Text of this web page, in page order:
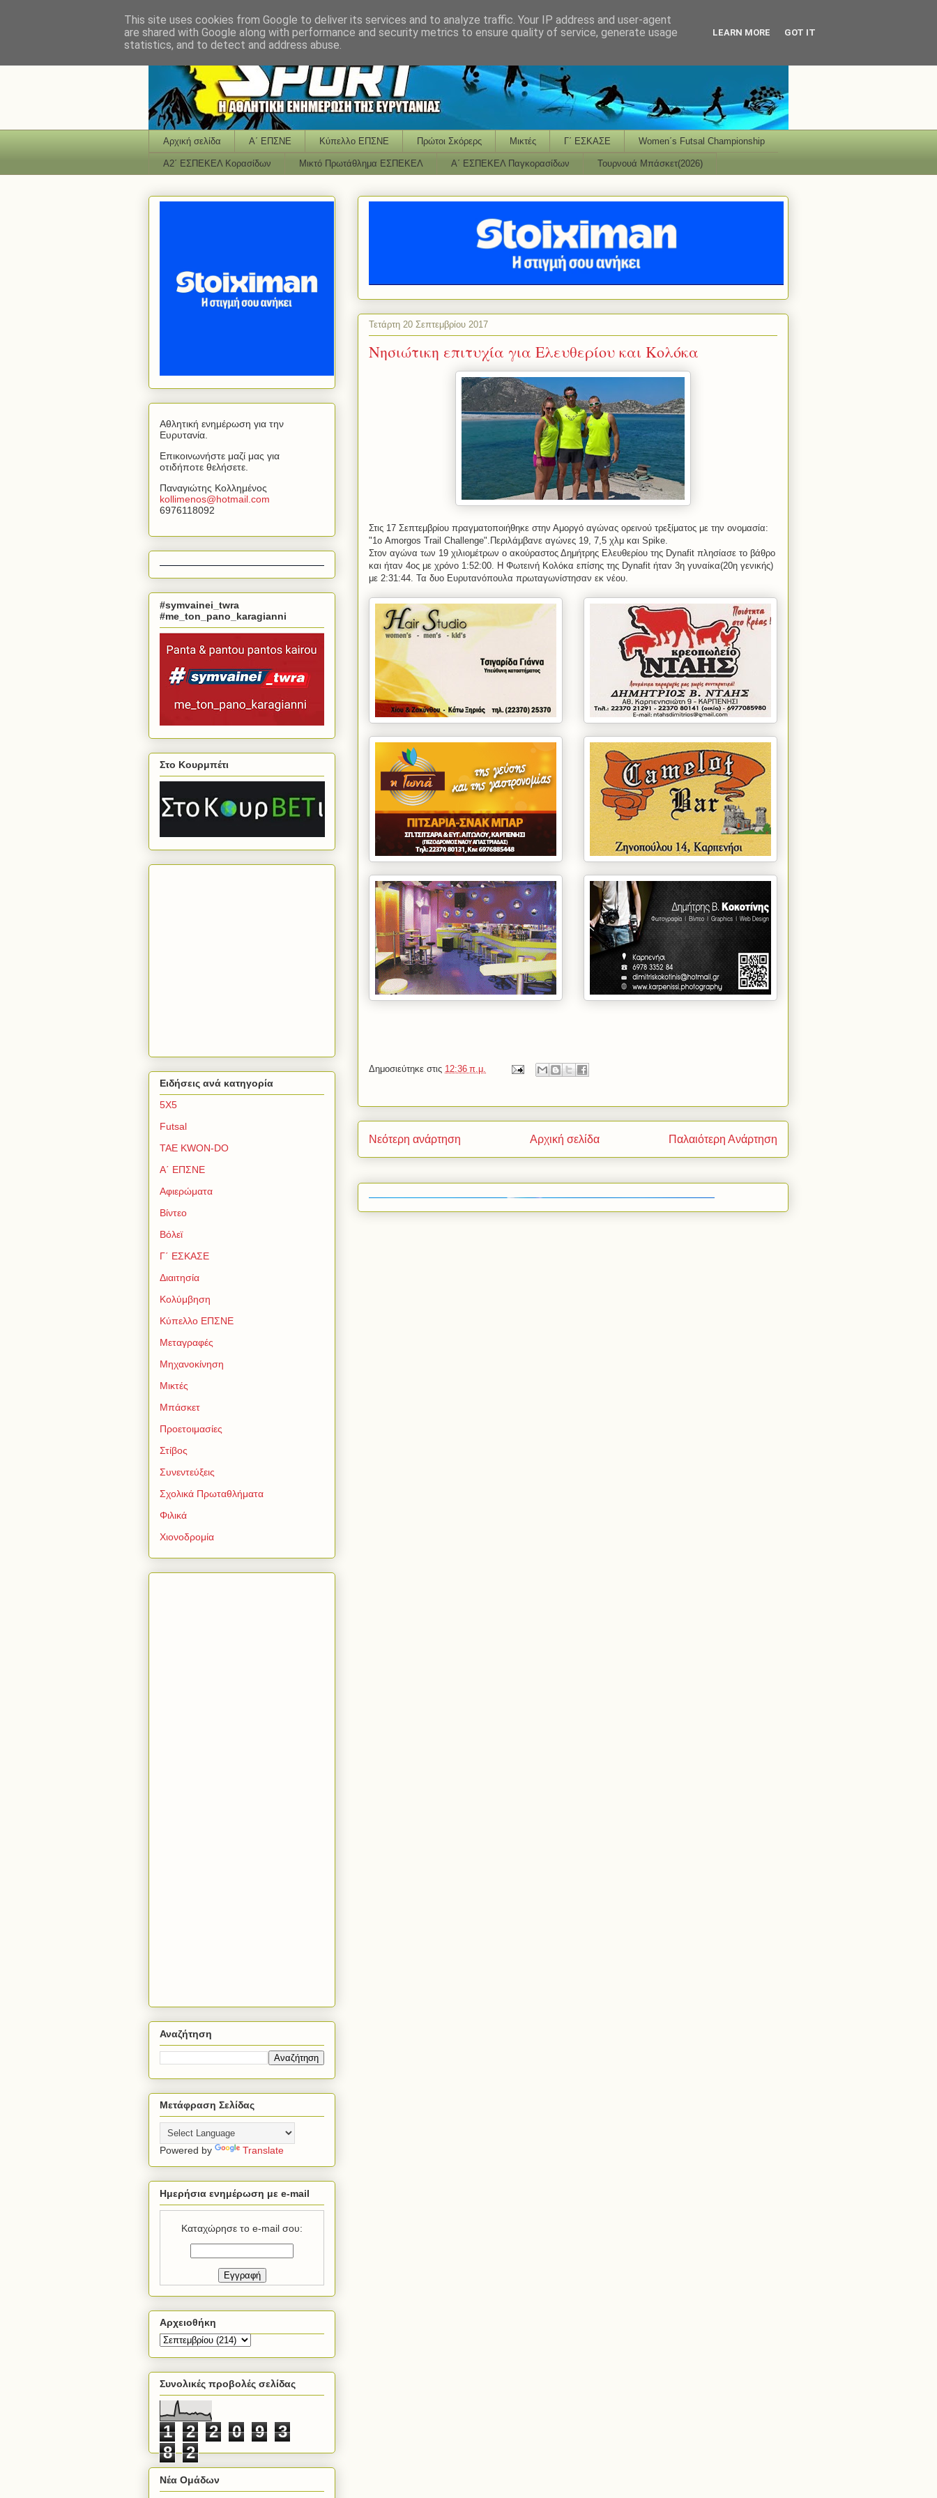
Αρχική σελίδα Α΄ ΕΠΣΝΕ Κύπελλο ΕΠΣΝΕ Πρώτοι Σκόρερς Μικτές Γ΄ ΕΣΚΑΣΕ Women΄s Futsal Championship
Α2΄ ΕΣΠΕΚΕΛ Κορασίδων Μικτό Πρωτάθλημα ΕΣΠΕΚΕΛ Α΄ ΕΣΠΕΚΕΛ Παγκορασίδων Τουρνουά Μπάσκετ(2026)
Τετάρτη 20 Σεπτεμβρίου 2017
Νησιώτικη επιτυχία για Ελευθερίου και Κολόκα
Στις 17 Σεπτεμβρίου πραγματοποιήθηκε στην Αμοργό αγώνας ορεινού τρεξίματος με την ονομασία:
"1ο Amorgos Trail Challenge".Περιλάμβανε αγώνες 19, 7,5 χλμ και Spike.
Στον αγώνα των 19 χιλιομέτρων ο ακούραστος Δημήτρης Ελευθερίου της Dynafit πλησίασε το βάθρο
και ήταν 4ος με χρόνο 1:52:00. Η Φωτεινή Κολόκα επίσης της Dynafit ήταν 3η γυναίκα(20η γενικής)
με 2:31:44. Τα δυο Ευρυτανόπουλα πρωταγωνίστησαν εκ νέου.
Δημοσιεύτηκε στις 12:36 π.μ.
Νεότερη ανάρτηση Παλαιότερη Ανάρτηση
Αρχική σελίδα
Αθλητική ενημέρωση για την
Ευρυτανία.
Επικοινωνήστε μαζί μας για
οτιδήποτε θελήσετε.
Παναγιώτης Κολλημένος
kollimenos@hotmail com
6976118092
#symvainei_twra
#me_ton_pano_karagianni
Στο Κουρμπέτι
Ειδήσεις ανά κατηγορία
5Χ5
Futsal
TAE KWON-DO
Α΄ ΕΠΣΝΕ
Αφιερώματα
Βίντεο
Βόλεϊ
Γ΄ ΕΣΚΑΣΕ
Διαιτησία
Κολύμβηση
Κύπελλο ΕΠΣΝΕ
Μεταγραφές
Μηχανοκίνηση
Μικτές
Μπάσκετ
Προετοιμασίες
Στίβος
Συνεντεύξεις
Σχολικά Πρωταθλήματα
Φιλικά
Χιονοδρομία
Αναζήτηση
Μετάφραση Σελίδας
Powered by Translate
Ημερήσια ενημέρωση με e-mail
Καταχώρησε το e-mail σου:
Αρχειοθήκη
Συνολικές προβολές σελίδας
1 2 2 0 9
3
8
2
Νέα Ομάδων
This site uses cookies from Google to deliver its services and to analyze traffic. Your IP address and user-agent
are shared with Google along with performance and security metrics to ensure quality of service, generate usage
statistics, and to detect and address abuse.
LEARN MORE GOT IT